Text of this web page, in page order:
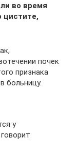
во время
цистите,
почек
признака
больницу.
у